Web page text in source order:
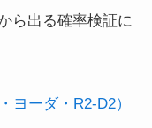
ら出る確率検証に
ヨーダ・R2-D2）